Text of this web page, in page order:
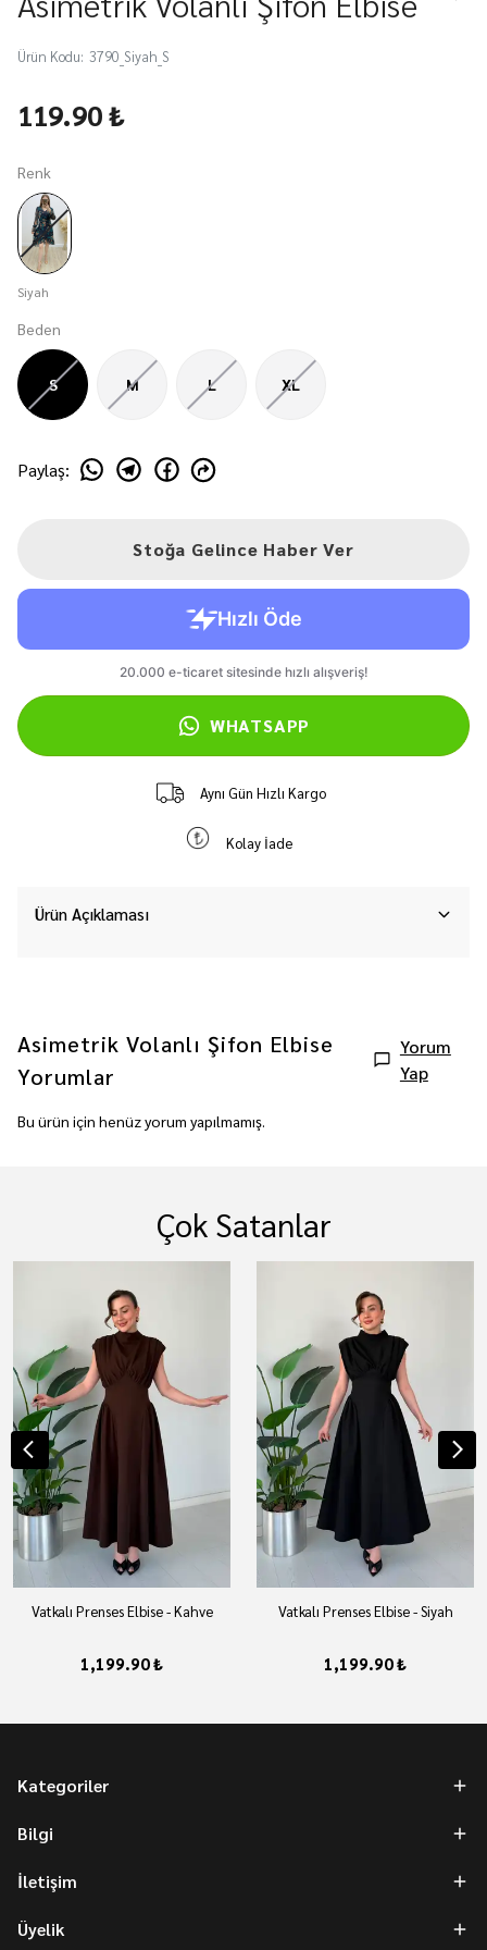
Ürün Kodu: 3790_Siyah_S
119.90 ₺
Renk
Siyah
Beden
S M L XL
Paylaş:
Stoğa Gelince Haber Ver
WHATSAPP
Aynı Gün Hızlı Kargo
Kolay İade
Ürün Açıklaması
Asimetrik Volanlı Şifon Elbise
Yorumlar
Yorum
Yap
Bu ürün için henüz yorum yapılmamış.
Çok Satanlar
Vatkalı Prenses Elbise - Kahve
1,199.90 ₺
Vatkalı Prenses Elbise - Siyah
1,199.90 ₺
Kategoriler
Bilgi
İletişim
Üyelik